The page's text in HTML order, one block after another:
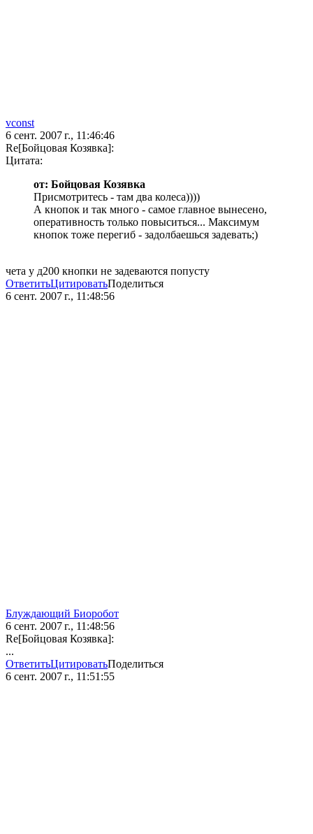
vconst
6 сент. 2007 г., 11:46:46
Re[Бойцовая Козявка]:
Цитата:
от: Бойцовая Козявка
Присмотритесь - там два колеса))))
А кнопок и так много - самое главное вынесено,
оперативность только повыситься... Максимум
кнопок тоже перегиб - задолбаешься задевать;)
чета у д200 кнопки не задеваются попусту
ОтветитьЦитироватьПоделиться
6 сент. 2007 г., 11:48:56
Блуждающий Биоробот
6 сент. 2007 г., 11:48:56
Re[Бойцовая Козявка]:
...
ОтветитьЦитироватьПоделиться
6 сент. 2007 г., 11:51:55